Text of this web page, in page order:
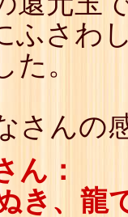
ふさわ
た。
さんの
ん：
き、龍